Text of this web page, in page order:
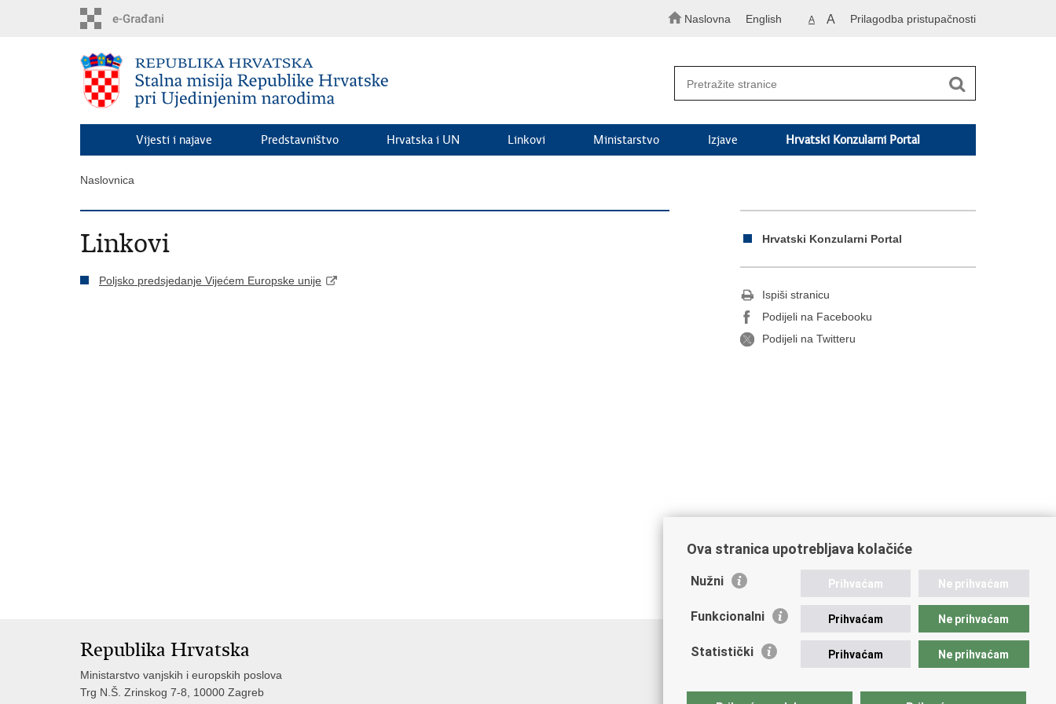
Naslovna English A A Prilagodba pristupačnosti
Vijesti i najave Predstavništvo Hrvatska i UN Linkovi Ministarstvo Izjave Hrvatski Konzularni Portal
Naslovnica
Linkovi
Poljsko predsjedanje Vijećem Europske unije
Hrvatski Konzularni Portal
Ispiši stranicu
Podijeli na Facebooku
Podijeli na Twitteru
Republika Hrvatska
Ministarstvo vanjskih i europskih poslova
Trg N.Š. Zrinskog 7-8, 10000 Zagreb
Ova stranica upotrebljava kolačiće
Nužni Prihvaćam Ne prihvaćam
Funkcionalni Prihvaćam Ne prihvaćam
Statistički Prihvaćam Ne prihvaćam